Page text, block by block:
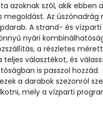
azoknak szól, akik
Az
A strand- és
nyári
a részletes
választékot, és
is passzol
a darabok szezonról
mely a vízparti